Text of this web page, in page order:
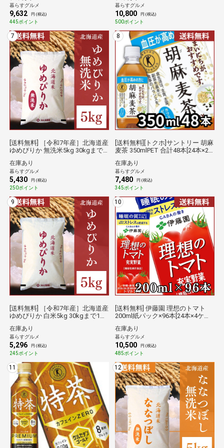
荷】 倉庫C 【防災】
暮らすグルメ
9,632 円 (税込)
445ポイント
[同梱不可] 倉庫C
暮らすグルメ
10,800 円 (税込)
500ポイント
7
[送料無料] ［令和7年産］北海道産
ゆめぴりか 無洗米5kg 30kgまで1
荷】 倉庫C 【防災】
在庫あり
暮らすグルメ
5,430 円 (税込)
250ポイント
8
[送料無料][トクホ]サントリー 胡麻
麦茶 350mlPET 合計48本[24本×2
【防災】サントリー倉庫C
在庫あり
暮らすグルメ
7,480 円 (税込)
345ポイント
9
[送料無料] ［令和7年産］北海道産
ゆめぴりか 白米5kg 30kgまで1配
【6営業日以内に出荷】 倉庫C
【防災】
在庫あり
暮らすグルメ
5,296 円 (税込)
245ポイント
10
[送料無料] 伊藤園 理想のトマト
200ml紙パック×96本[24本×4ケー
4ヶ月以上］ 【3～4営業日以内に
出荷】食塩無添加 トマトジュース
リコピン まとめ買い ビタミン 野
菜ジュース [同梱不可] 倉庫C
在庫あり
暮らすグルメ
10,500 円 (税込)
485ポイント
11 12